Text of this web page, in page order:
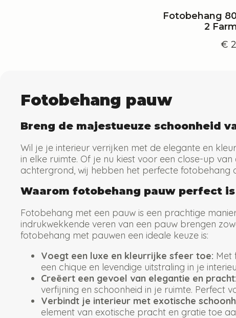
Fotobehang
2
€
Fotobehang pauw
Breng de majestueuze schoonheid
Wil je je interieur verrijken met de elegante en
in elke ruimte. Of je nu kiest voor een close-up
achtergrond, wij hebben het perfecte fotobehang
Waarom fotobehang pauw perfect
Fotobehang met een pauw is een prachtige
indrukwekkende veren van een pauw brengen
fotobehang met pauwen een ideale keuze is:
Voegt een luxe en kleurrijke sfeer toe: Met
een chique en levendige uitstraling in je
Creëert een gevoel van elegantie en pracht:
verfijning en schoonheid in je ruimte. Perfect
Verbindt je interieur met exotische
element van exotische pracht en gratie toe